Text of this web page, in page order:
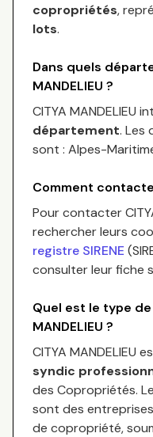
copropriétés,
lots.
Dans quels
MANDELIEU ?
CITYA MANDELIEU
département. Les
sont : Alpes-
Comment
Pour contacter
rechercher leurs
registre SIRENE
consulter leur fiche
Quel est le type
MANDELIEU ?
CITYA MANDELIEU
syndic
des Copropriétés.
sont des
de copropriété,